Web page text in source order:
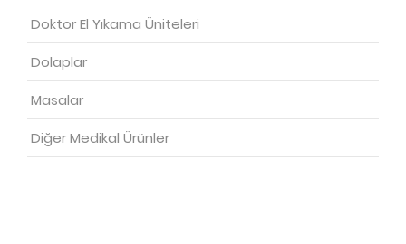
Doktor El Yıkama Üniteleri
Dolaplar
Masalar
Diğer Medikal Ürünler